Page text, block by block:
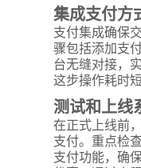
集成支付方
支付集成确保
骤包括添加支
台无缝对接，
这步操作耗时
测试和上线
在正式上线前
支付。重点检
支付功能，确